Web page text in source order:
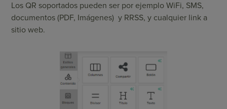
Los QR soportados pueden ser por ejemplo WiFi, SMS,
documentos (PDF, Imágenes) y RRSS, y cualquier link a
sitio web.